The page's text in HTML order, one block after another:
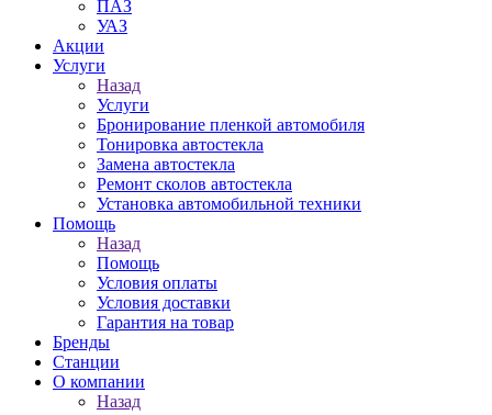
ПАЗ
УАЗ
Акции
Услуги
Назад
Услуги
Бронирование пленкой автомобиля
Тонировка автостекла
Замена автостекла
Ремонт сколов автостекла
Установка автомобильной техники
Помощь
Назад
Помощь
Условия оплаты
Условия доставки
Гарантия на товар
Бренды
Станции
О компании
Назад